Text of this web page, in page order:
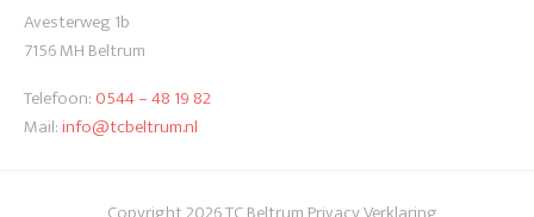
Avesterweg 1b
7156 MH Beltrum
Telefoon: 0544 – 48 19 82
Mail:info@tcbeltrum.nl